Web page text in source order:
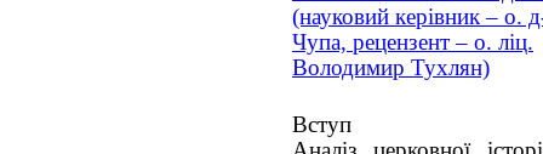
(науковий керівник – о.
Чупа, рецензент – о. ліц.
Володимир Тухлян)
Вступ